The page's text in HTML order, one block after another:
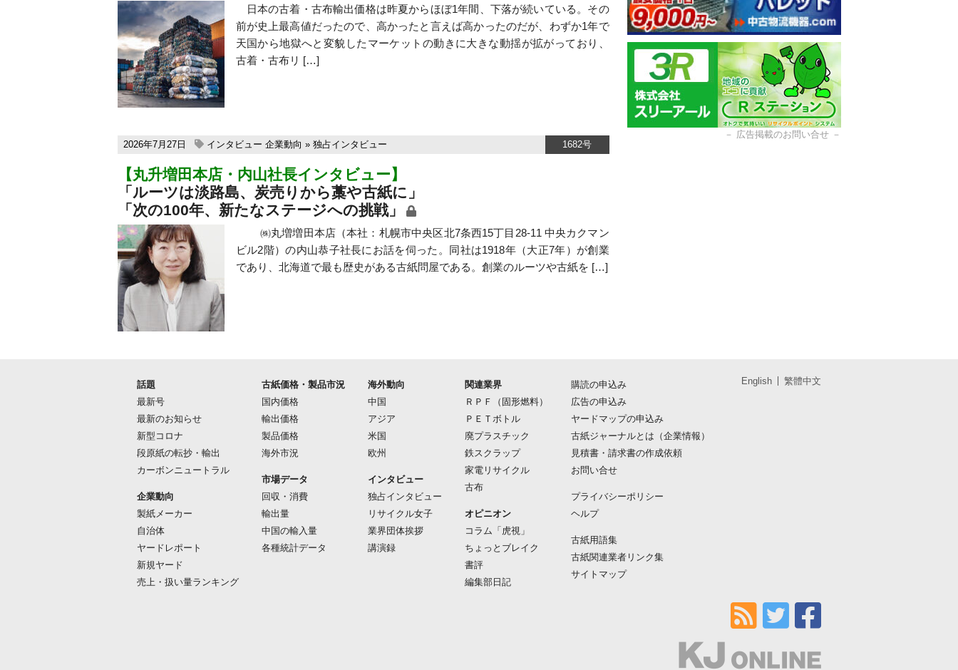
日本の古着・古布輸出価格は昨夏からほぼ1年間、下落が続いている。その
前が史上最高値だったので、高かったと言えば高かったのだが、わずか1年で
天国から地獄へと変貌したマーケットの動きに大きな動揺が拡がっており、
古着・古布リ […]
2026年7月27日 インタビュー 企業動向 » 独占インタビュー 1682号
【丸升増田本店・内山社長インタビュー】
「ルーツは淡路島、炭売りから藁や古紙に」
「次の100年、新たなステージへの挑戦」
㈱丸増増田本店（本社：札幌市中央区北7条西15丁目28-11 中央カクマン
ビル2階）の内山恭子社長にお話を伺った。同社は1918年（大正7年）が創業
であり、北海道で最も歴史がある古紙問屋である。創業のルーツや古紙を […]
－ 広告掲載のお問い合せ－
話題
最新号
最新のお知らせ
新型コロナ
段原紙の転抄・輸出
カーボンニュートラル
企業動向
製紙メーカー
自治体
ヤードレポート
新規ヤード
売上・扱い量ランキング
古紙価格・製品市況
国内価格
輸出価格
製品価格
海外市況
市場データ
回収・消費
輸出量
中国の輸入量
各種統計データ
海外動向
中国
アジア
米国
欧州
インタビュー
独占インタビュー
リサイクル女子
業界団体挨拶
講演録
関連業界
ＲＰＦ（固形燃料）
ＰＥＴボトル
廃プラスチック
鉄スクラップ
家電リサイクル
古布
オピニオン
コラム「虎視」
ちょっとブレイク
書評
編集部日記
購読の申込み
広告の申込み
ヤードマップの申込み
古紙ジャーナルとは（企業情報）
見積書・請求書の作成依頼
お問い合せ
プライバシーポリシー
ヘルプ
古紙用語集
古紙関連業者リンク集
サイトマップ
English 繁體中文